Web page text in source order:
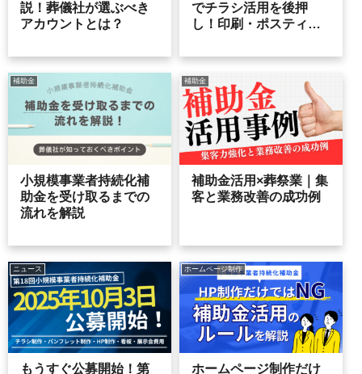
説！葬儀社が選ぶべき
アカウントとは？
でチラシ活用を後押
し！印刷・ポスティン
補助金
小規模事業者持続化補
助金を受け取るまでの
流れを解説
補助金
補助金活用×葬祭業｜集
客と業務改善の成功例
ニュース
もうすぐ公募開始！第
ホームページ制作
ホームページ制作だけ